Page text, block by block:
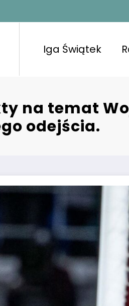
Iga Świątek
na temat
odejścia.